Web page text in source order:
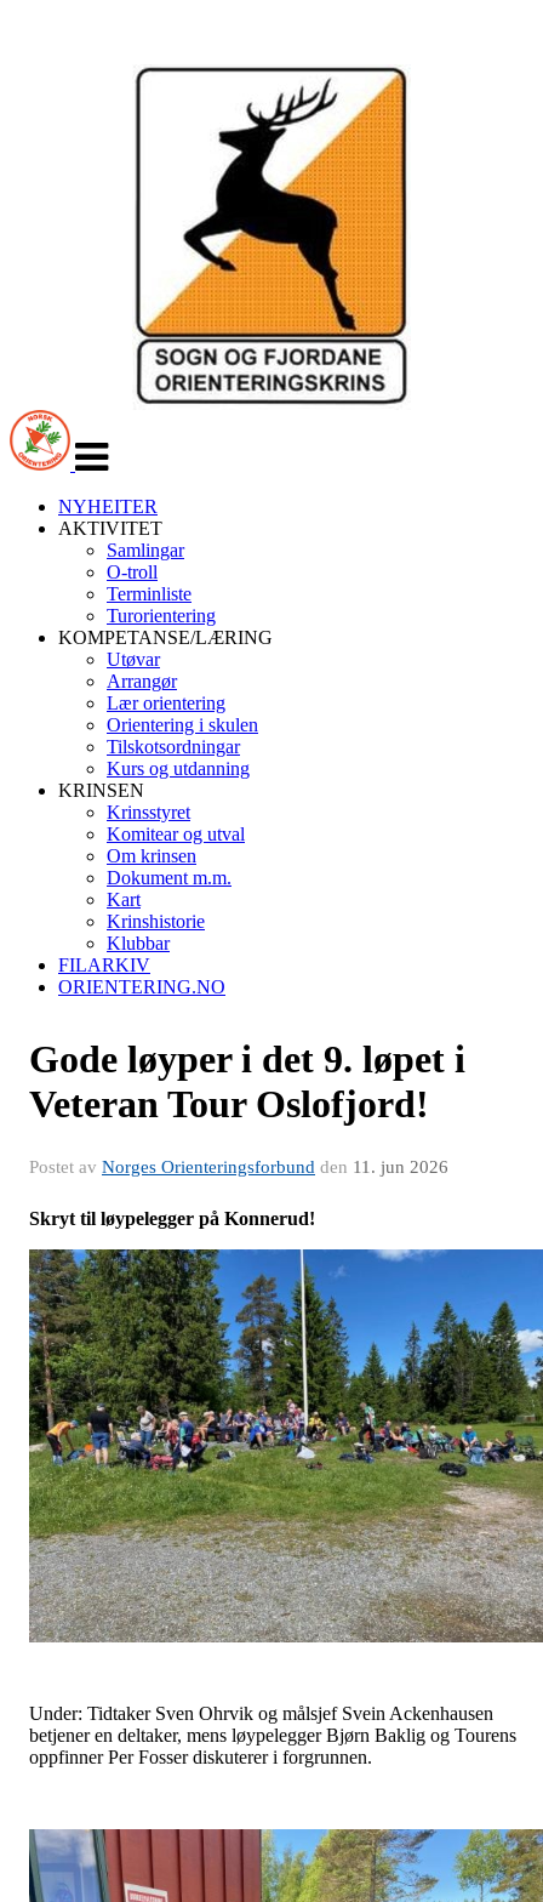
navigasjon
NYHEITER
AKTIVITET
Samlingar
O-troll
Terminliste
Turorientering
KOMPETANSE/LÆRING
Utøvar
Arrangør
Lær orientering
Orientering i skulen
Tilskotsordningar
Kurs og utdanning
KRINSEN
Krinsstyret
Komitear og utval
Om krinsen
Dokument m.m.
Kart
Krinshistorie
Klubbar
FILARKIV
ORIENTERING.NO
Gode løyper i det 9. løpet i
Veteran Tour Oslofjord!
Postet av Norges Orienteringsforbund den 11. jun 2026
Skryt til løypelegger på Konnerud!
Under: Tidtaker Sven Ohrvik og målsjef Svein Ackenhausen
betjener en deltaker, mens løypelegger Bjørn Baklig og Tourens
oppfinner Per Fosser diskuterer i forgrunnen.